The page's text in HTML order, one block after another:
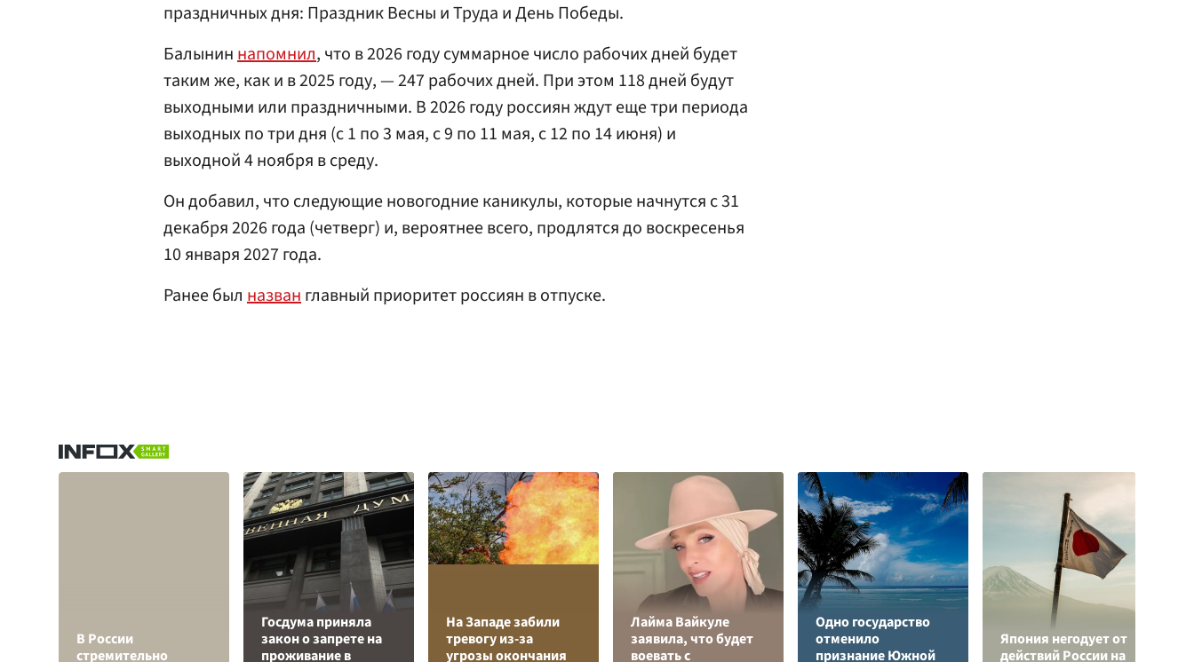
праздничных дня: Праздник Весны и Труда и День Победы.
Балыниннапомнил, что в 2026 году суммарное число рабочих дней будет
таким же, как и в 2025 году, — 247 рабочих дней. При этом 118 дней будут
выходными или праздничными. В 2026 году россиян ждут еще три периода
выходных по три дня (с 1 по 3 мая, с 9 по 11 мая, с 12 по 14 июня) и
выходной 4 ноября в среду.
Он добавил, что следующие новогодние каникулы, которые начнутся с 31
декабря 2026 года (четверг) и, вероятнее всего, продлятся до воскресенья
10 января 2027 года.
Ранее был названглавный приоритет россиян в отпуске.
В России
стремительно
Госдума приняла
закон о запрете на
проживание в
На Западе забили
тревогу из-за
угрозы окончания
Лайма Вайкуле
заявила, что будет
воевать с
Одно государство
отменило
признание Южной
Япония негодует от
действий России на